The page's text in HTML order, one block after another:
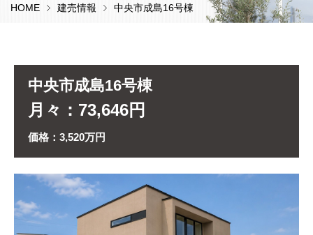
HOME 建売情報 中央市成島16号棟
中央市成島16号棟
月々：73,646円
価格：3,520万円